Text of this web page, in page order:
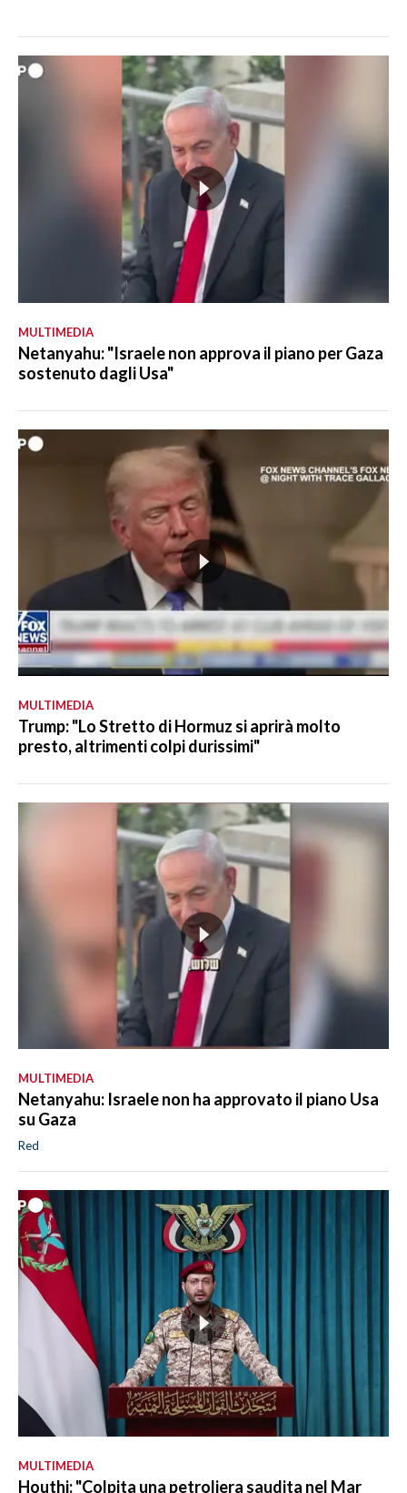
MULTIMEDIA
Netanyahu: "Israele non approva il piano per Gaza
sostenuto dagli Usa"
MULTIMEDIA
Trump: "Lo Stretto di Hormuz si aprirà molto
presto, altrimenti colpi durissimi"
MULTIMEDIA
Netanyahu: Israele non ha approvato il piano Usa
su Gaza
Red
MULTIMEDIA
Houthi: "Colpita una petroliera saudita nel Mar